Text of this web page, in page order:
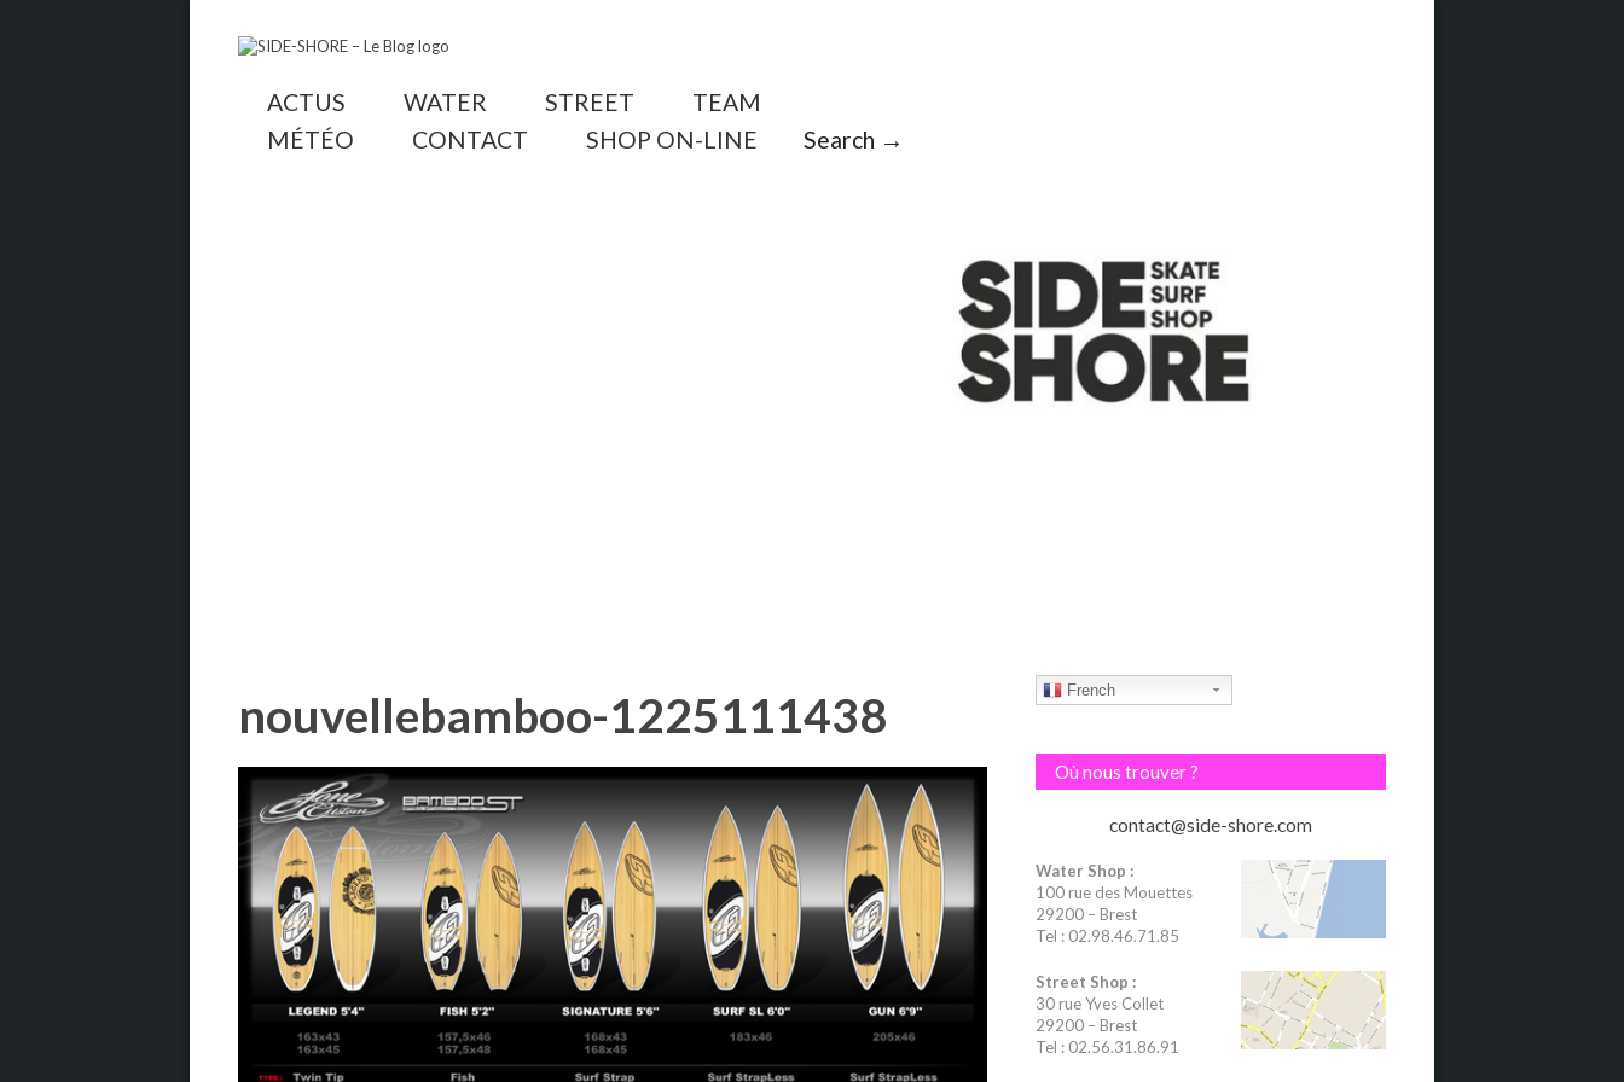
ACTUS WATER STREET
TEAM
MÉTÉO
CONTACT SHOP ON-LINE Search →
nouvellebamboo-1225111438 French
Où nous trouver ?
contact@side-shore.com
Water Shop :
100 rue des Mouettes
29200 – Brest
Tel : 02.98.46.71.85
Street Shop :
30 rue Yves Collet
29200 – Brest
Tel : 02.56.31.86.91